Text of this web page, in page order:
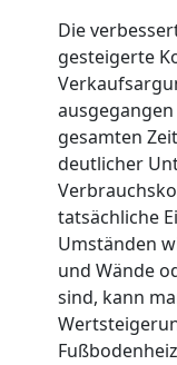
Die
gesteigerte
gesamten
deutlicher
tatsächliche
Umständen
und Wände
sind, kann